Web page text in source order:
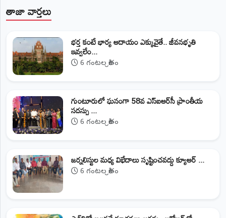
తాజా వార్తలు
భర్త కంటే భార్య ఆదాయం ఎక్కువైతే.. జీవనభృతి
ఇవ్వలేం...
6 గంటల క్రితం
గుంటూరులో ఘనంగా 58వ ఎస్‌ఐఆర్‌సీ ప్రాంతీయ
సదస్సు ...
6 గంటల క్రితం
జర్నలిస్టుల మధ్య విభేదాలు సృష్టించవద్దు క్యూఆర్‌ ...
6 గంటల క్రితం